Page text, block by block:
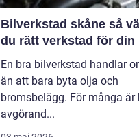
Bilverkstad skåne så väljer
du rätt verkstad för din
En bra bilverkstad handlar
än att bara byta olja och
bromsbelägg. För många är
avgörand...